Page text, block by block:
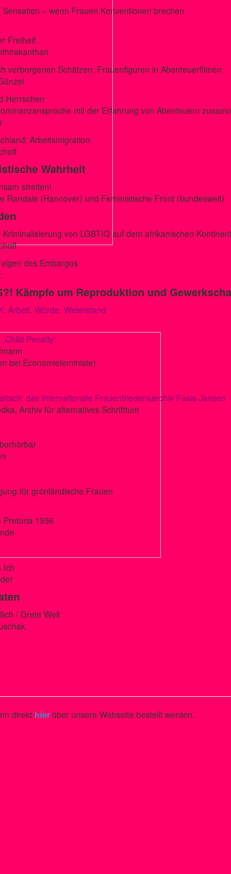
Sensation – wenn Frauen Konventionen brechen
Freiheit
verborgenen Schätzen: Frauenfiguren in Abenteuerfilmen
Herrschen
mit der Erfahrung von Abenteuern
Arbeitsmigration
Wahrheit
streiten!
Randale (Hannover) und Feministische Front (bundesweit)
Kriminalisierung von LGBTIQ auf dem afrikanischen Kontinent
des Embargos
Kämpfe um Reproduktion und
Arbeit, Würde, Widerstand
Penalty“
bei Economiefeministe)
das Internationale Frauenfriedensarchiv Fasia Jansen
Archiv für alternatives Schrifttum
für grönländische Frauen
Pretoria 1956
Ich
/ Grete Weil
direkt hierüber unsere Webseite bestellt werden.